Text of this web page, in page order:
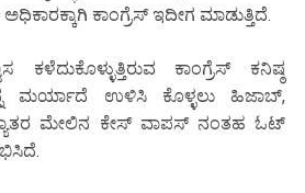
ಕಾಂಗ್ರೆಸ್ ಇದೀಗ ಮಾಡುತ್ತಿದೆ.
ಕಳೆದುಕೊಳ್ಳುತ್ತಿರುವ ಕಾಂಗ್ರೆಸ್ ಕನಿಷ್ಠ
ಮರ್ಯಾದೆ ಉಳಿಸಿ ಕೊಳ್ಳಲು ಹಿಜಾಬ್,
ಮೇಲಿನ ಕೇಸ್ ವಾಪಸ್ ನಂತಹ ಓಟ್